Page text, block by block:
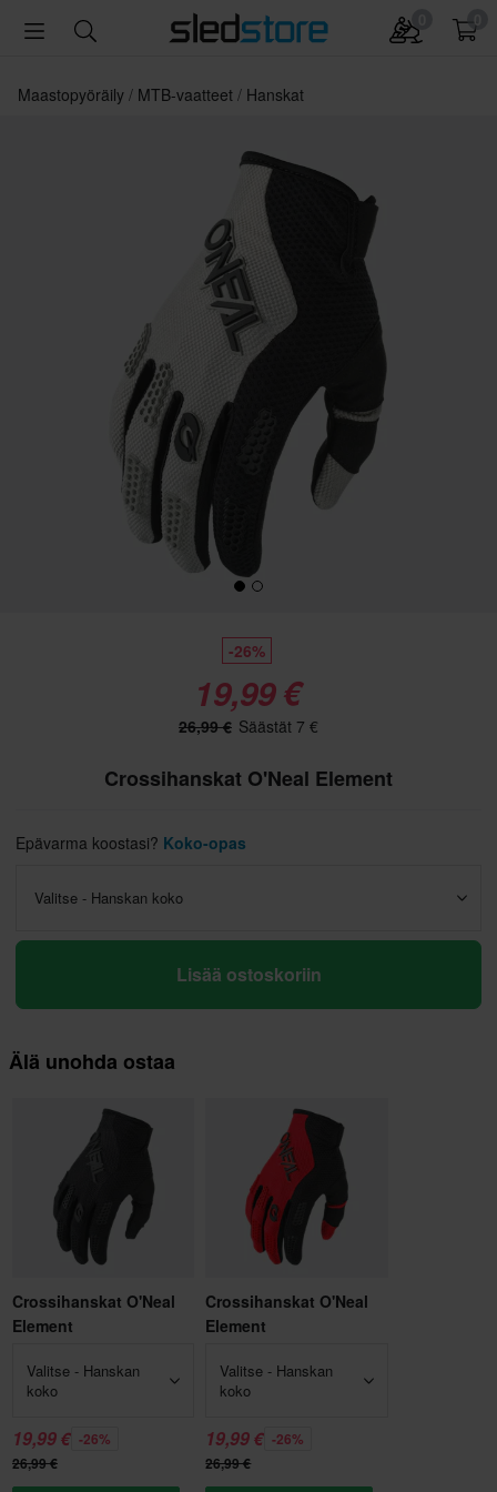
Maastopyöräily MTB-vaatteet Hanskat
-26%
19,99 €
26,99 € Säästät 7 €
Crossihanskat O'Neal Element
Epävarma koostasi? Koko-opas
Valitse - Hanskan koko
Lisää ostoskoriin
Älä unohda ostaa
Crossihanskat O'Neal
Element
Valitse - Hanskan
koko
19,99 € -26%
26,99 €
Crossihanskat O'Neal
Element
Valitse - Hanskan
koko
19,99 € -26%
26,99 €